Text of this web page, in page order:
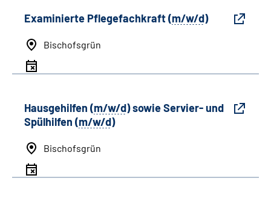
Examinierte Pflegefachkraft (m/w/d)
Bischofsgrün
Hausgehilfen (m/w/d) sowie Servier- und
Spülhilfen (m/w/d)
Bischofsgrün